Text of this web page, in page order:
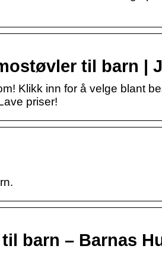
til barn |
Klikk inn for å velge blant
priser!
barn – Barnas